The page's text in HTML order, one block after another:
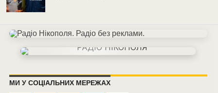
МИ У СОЦІАЛЬНИХ МЕРЕЖАХ